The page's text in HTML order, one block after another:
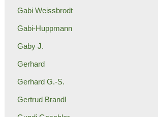
Gabi Weissbrodt
Gabi-Huppmann
Gaby J.
Gerhard
Gerhard G.-S.
Gertrud Brandl